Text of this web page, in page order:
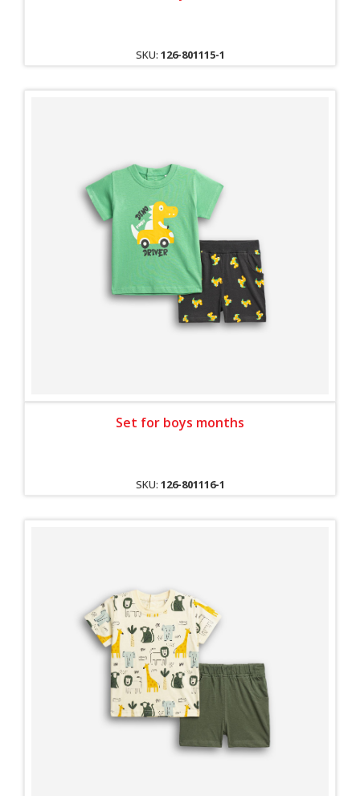
SKU: 126-801115-1
Set for boys months
SKU: 126-801116-1